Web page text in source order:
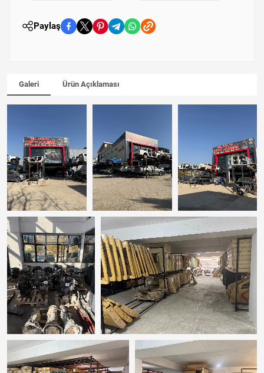
Paylaş
Galeri Ürün Açıklaması